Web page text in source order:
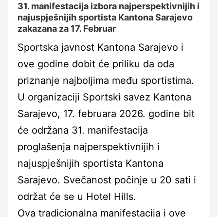
31. manifestacija izbora najperspektivnijih i
najuspješnijih sportista Kantona Sarajevo
zakazana za 17. Februar
Sportska javnost Kantona Sarajevo i
ove godine dobit će priliku da oda
priznanje najboljima među sportistima.
U organizaciji Sportski savez Kantona
Sarajevo, 17. februara 2026. godine bit
će održana 31. manifestacija
proglašenja najperspektivnijih i
najuspješnijih sportista Kantona
Sarajevo. Svečanost počinje u 20 sati i
održat će se u Hotel Hills.
Ova tradicionalna manifestacija i ove